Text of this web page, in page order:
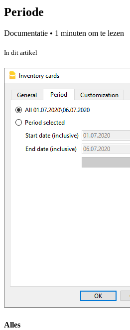
Periode
Documentatie • 1 minuten om te lezen
In dit artikel
Alles